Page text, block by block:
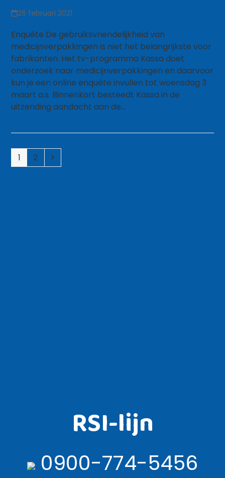
26 februari 2021
Enquête De gebruiksvriendelijkheid van
medicijnverpakkingen is niet het belangrijkste voor
fabrikanten. Het tv-programma Kassa doet
onderzoek naar medicijnverpakkingen en daarvoor
kun je een online enquête invullen tot woensdag 3
maart a.s. Binnenkort besteedt Kassa in de
uitzending aandacht aan de…
Page
1 Page
2
RSI-lijn
0900-774-5456